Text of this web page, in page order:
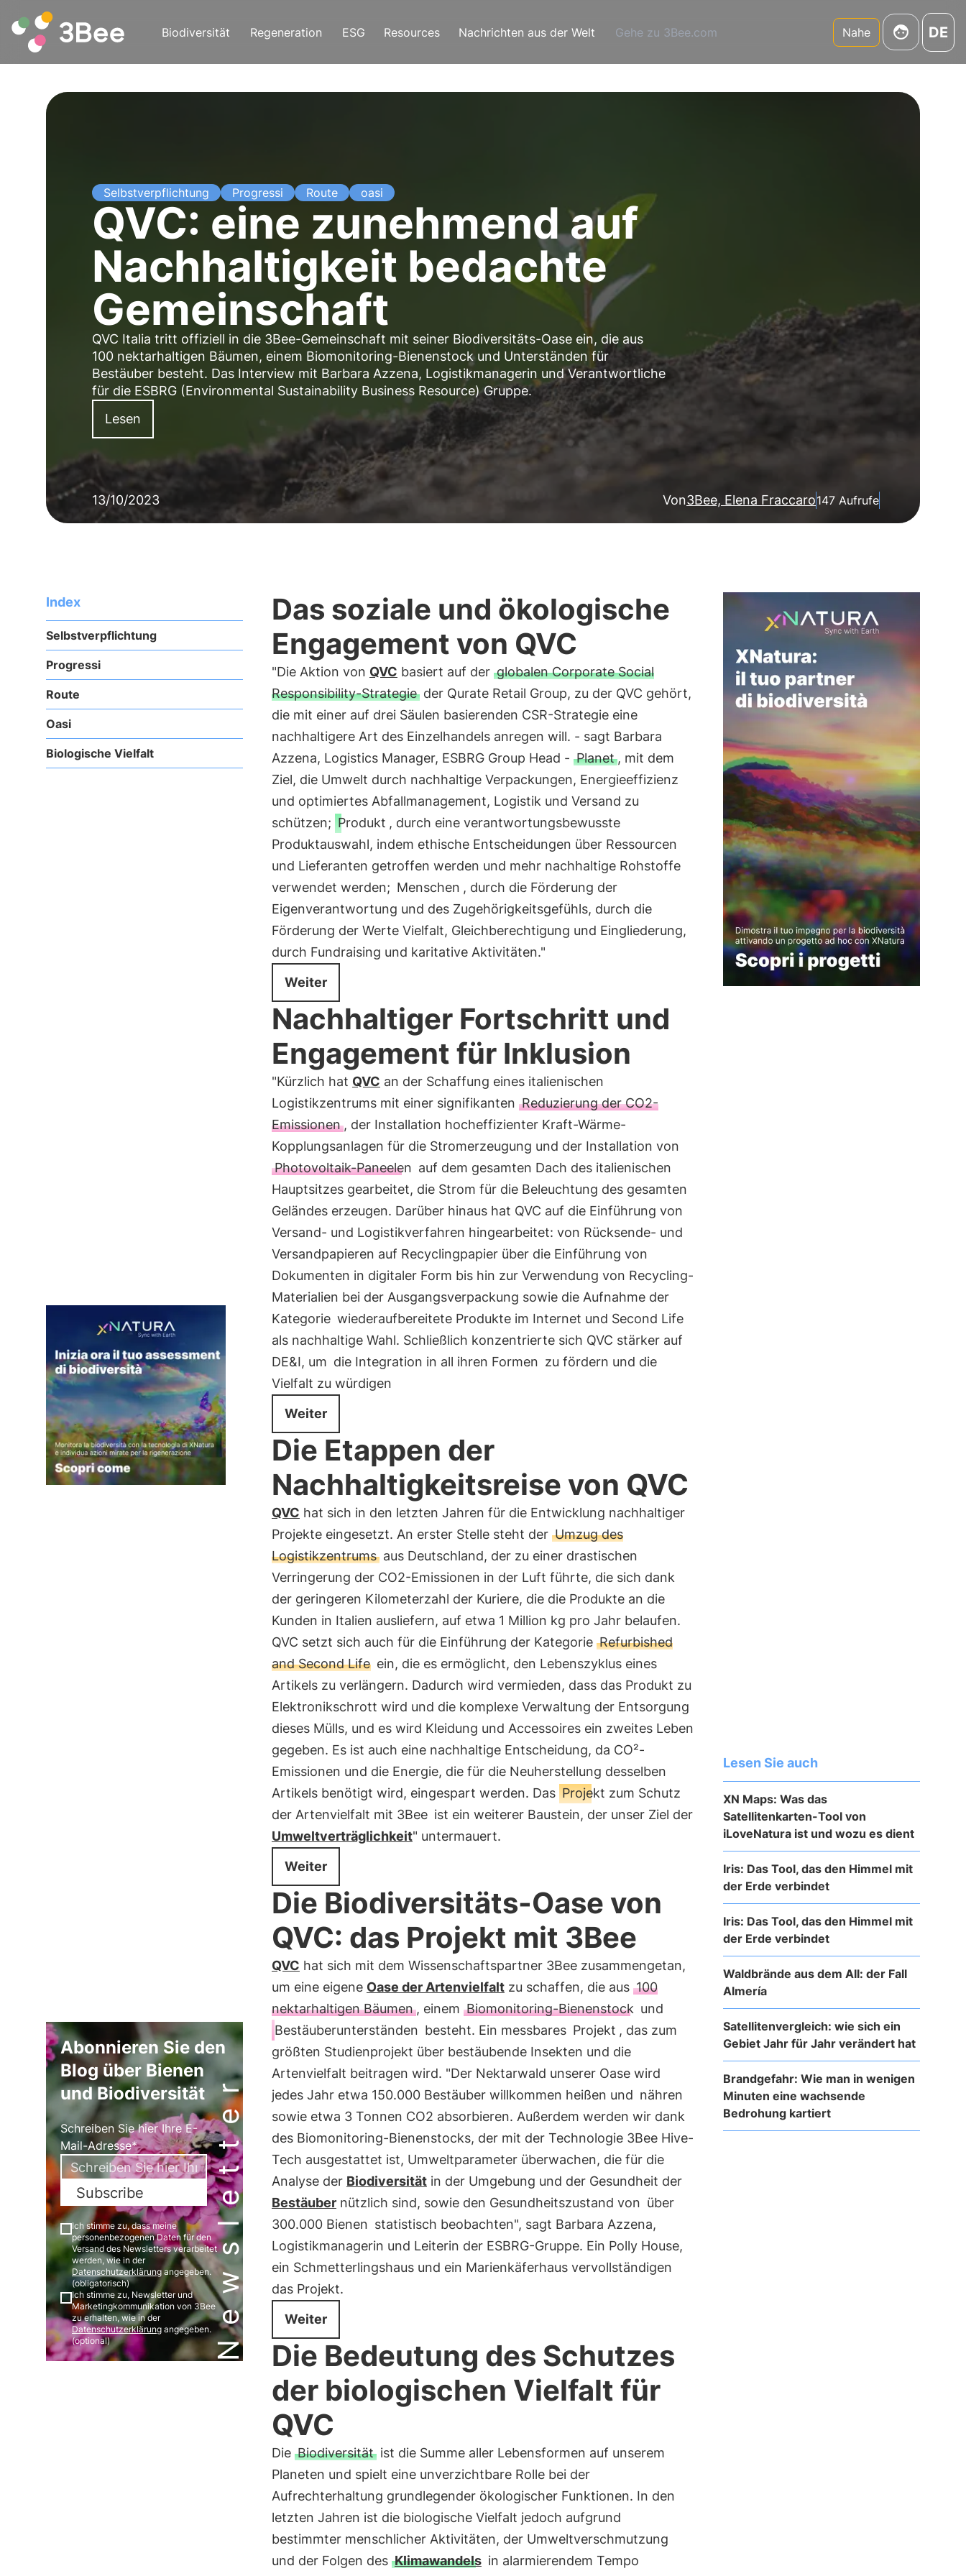
Biodiversität Regeneration ESG Resources Nachrichten aus der Welt Gehe zu 3Bee.com Nahe DE
Selbstverpflichtung Progressi Route oasi
QVC: eine zunehmend auf
Nachhaltigkeit bedachte
Gemeinschaft
QVC Italia tritt offiziell in die 3Bee-Gemeinschaft mit seiner Biodiversitäts-Oase ein, die aus
100 nektarhaltigen Bäumen, einem Biomonitoring-Bienenstock und Unterständen für
Bestäuber besteht. Das Interview mit Barbara Azzena, Logistikmanagerin und Verantwortliche
für die ESBRG (Environmental Sustainability Business Resource) Gruppe.
Lesen
13/10/2023 Von3Bee, Elena Fraccaro147 Aufrufe
Index
Selbstverpflichtung
Progressi
Route
Oasi
Biologische Vielfalt
Newsletter
Abonnieren Sie den
Blog über Bienen
und Biodiversität
Schreiben Sie hier Ihre E-
Mail-Adresse*
Subscribe
Ich stimme zu, dass meine
personenbezogenen Daten für den
Versand des Newsletters verarbeitet
werden, wie in der
Datenschutzerklärungangegeben.
(obligatorisch)
Ich stimme zu, Newsletter und
Marketingkommunikation von 3Bee
zu erhalten, wie in der
Datenschutzerklärung angegeben.
(optional)
Das soziale und ökologische
Engagement von QVC
"Die Aktion von QVC basiert auf der globalen Corporate Social
Responsibility-Strategieder Qurate Retail Group, zu der QVC gehört,
die mit einer auf drei Säulen basierenden CSR-Strategie eine
nachhaltigere Art des Einzelhandels anregen will. - sagt Barbara
Azzena, Logistics Manager, ESBRG Group Head - Planet, mit dem
Ziel, die Umwelt durch nachhaltige Verpackungen, Energieeffizienz
und optimiertes Abfallmanagement, Logistik und Versand zu
schützen; Produkt , durch eine verantwortungsbewusste
Produktauswahl, indem ethische Entscheidungen über Ressourcen
und Lieferanten getroffen werden und mehr nachhaltige Rohstoffe
verwendet werden; Menschen , durch die Förderung der
Eigenverantwortung und des Zugehörigkeitsgefühls, durch die
Förderung der Werte Vielfalt, Gleichberechtigung und Eingliederung,
durch Fundraising und karitative Aktivitäten."
Weiter
Nachhaltiger Fortschritt und
Engagement für Inklusion
"Kürzlich hat QVC an der Schaffung eines italienischen
Logistikzentrums mit einer signifikanten Reduzierung der CO2-
Emissionen, der Installation hocheffizienter Kraft-Wärme-
Kopplungsanlagen für die Stromerzeugung und der Installation von
Photovoltaik-Paneelen auf dem gesamten Dach des italienischen
Hauptsitzes gearbeitet, die Strom für die Beleuchtung des gesamten
Geländes erzeugen. Darüber hinaus hat QVC auf die Einführung von
Versand- und Logistikverfahren hingearbeitet: von Rücksende- und
Versandpapieren auf Recyclingpapier über die Einführung von
Dokumenten in digitaler Form bis hin zur Verwendung von Recycling-
Materialien bei der Ausgangsverpackung sowie die Aufnahme der
Kategorie wiederaufbereitete Produkte im Internet und Second Life
als nachhaltige Wahl. Schließlich konzentrierte sich QVC stärker auf
DE&I, um die Integration in all ihren Formen zu fördern und die
Vielfalt zu würdigen
Weiter
Die Etappen der
Nachhaltigkeitsreise von QVC
QVC hat sich in den letzten Jahren für die Entwicklung nachhaltiger
Projekte eingesetzt. An erster Stelle steht der Umzug des
Logistikzentrumsaus Deutschland, der zu einer drastischen
Verringerung der CO2-Emissionen in der Luft führte, die sich dank
der geringeren Kilometerzahl der Kuriere, die die Produkte an die
Kunden in Italien ausliefern, auf etwa 1 Million kg pro Jahr belaufen.
QVC setzt sich auch für die Einführung der Kategorie Refurbished
and Second Life ein, die es ermöglicht, den Lebenszyklus eines
Artikels zu verlängern. Dadurch wird vermieden, dass das Produkt zu
Elektronikschrott wird und die komplexe Verwaltung der Entsorgung
dieses Mülls, und es wird Kleidung und Accessoires ein zweites Leben
gegeben. Es ist auch eine nachhaltige Entscheidung, da CO²-
Emissionen und die Energie, die für die Neuherstellung desselben
Artikels benötigt wird, eingespart werden. Das Projekt zum Schutz
der Artenvielfalt mit 3Bee ist ein weiterer Baustein, der unser Ziel der
Umweltverträglichkeit" untermauert.
Weiter
Die Biodiversitäts-Oase von
QVC: das Projekt mit 3Bee
QVC hat sich mit dem Wissenschaftspartner 3Bee zusammengetan,
um eine eigene Oase der Artenvielfaltzu schaffen, die aus 100
nektarhaltigen Bäumen, einem Biomonitoring-Bienenstock und
Bestäuberunterständen besteht. Ein messbares Projekt , das zum
größten Studienprojekt über bestäubende Insekten und die
Artenvielfalt beitragen wird. "Der Nektarwald unserer Oase wird
jedes Jahr etwa 150.000 Bestäuber willkommen heißen und nähren
sowie etwa 3 Tonnen CO2 absorbieren. Außerdem werden wir dank
des Biomonitoring-Bienenstocks, der mit der Technologie 3Bee Hive-
Tech ausgestattet ist, Umweltparameter überwachen, die für die
Analyse der Biodiversitätin der Umgebung und der Gesundheit der
Bestäubernützlich sind, sowie den Gesundheitszustand von über
300.000 Bienen statistisch beobachten", sagt Barbara Azzena,
Logistikmanagerin und Leiterin der ESBRG-Gruppe. Ein Polly House,
ein Schmetterlingshaus und ein Marienkäferhaus vervollständigen
das Projekt.
Weiter
Die Bedeutung des Schutzes
der biologischen Vielfalt für
QVC
Die Biodiversitätist die Summe aller Lebensformen auf unserem
Planeten und spielt eine unverzichtbare Rolle bei der
Aufrechterhaltung grundlegender ökologischer Funktionen. In den
letzten Jahren ist die biologische Vielfalt jedoch aufgrund
bestimmter menschlicher Aktivitäten, der Umweltverschmutzung
und der Folgen des Klimawandels in alarmierendem Tempo
Lesen Sie auch
XN Maps: Was das
Satellitenkarten-Tool von
iLoveNatura ist und wozu es dient
Iris: Das Tool, das den Himmel mit
der Erde verbindet
Iris: Das Tool, das den Himmel mit
der Erde verbindet
Waldbrände aus dem All: der Fall
Almería
Satellitenvergleich: wie sich ein
Gebiet Jahr für Jahr verändert hat
Brandgefahr: Wie man in wenigen
Minuten eine wachsende
Bedrohung kartiert